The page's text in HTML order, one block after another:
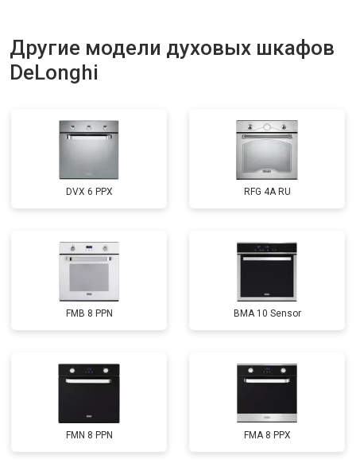
Другие модели духовых шкафов
DeLonghi
DVX 6 PPX RFG 4A RU
FMB 8 PPN BMA 10 Sensor
FMN 8 PPN FMA 8 PPX